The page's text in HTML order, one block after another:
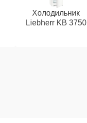
Холодильник
Liebherr KB 3750